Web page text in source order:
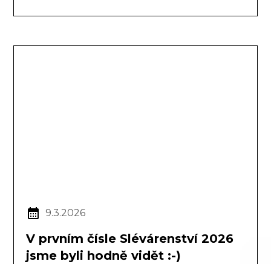
9.3.2026
V prvním čísle Slévárenství 2026
jsme byli hodně vidět :-)